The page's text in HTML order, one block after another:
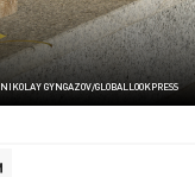
NIKOLAY GYNGAZOV/GLOBALLOOKPRESS